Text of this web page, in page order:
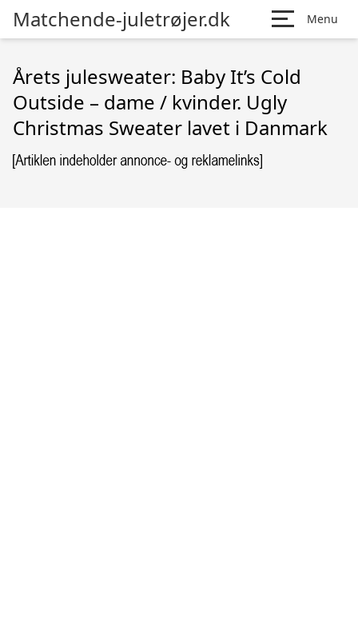
Matchende-juletrøjer.dk Menu
Årets julesweater: Baby It’s Cold
Outside – dame / kvinder. Ugly
Christmas Sweater lavet i Danmark